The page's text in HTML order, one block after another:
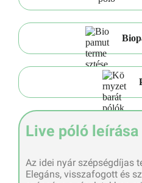
Live póló leírása
Az idei nyár szépségdíjas
Elegáns, visszafogott és